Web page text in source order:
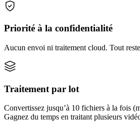
Priorité à la confidentialité
Aucun envoi ni traitement cloud. Tout
Traitement par lot
Convertissez jusqu’à 10 fichiers à la fois
Gagnez du temps en traitant plusieurs